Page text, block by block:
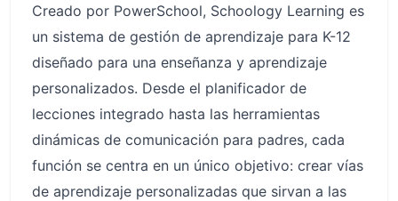
Creado por PowerSchool, Schoology Learning es
un sistema de gestión de aprendizaje para K-12
diseñado para una enseñanza y aprendizaje
personalizados. Desde el planificador de
lecciones integrado hasta las herramientas
dinámicas de comunicación para padres, cada
función se centra en un único objetivo: crear vías
de aprendizaje personalizadas que sirvan a las